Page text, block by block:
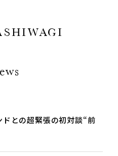
ドとの超緊張の初対談“前